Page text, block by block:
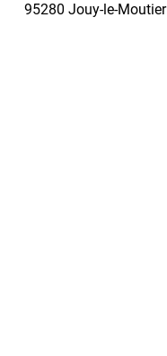
95280 Jouy-le-Moutier